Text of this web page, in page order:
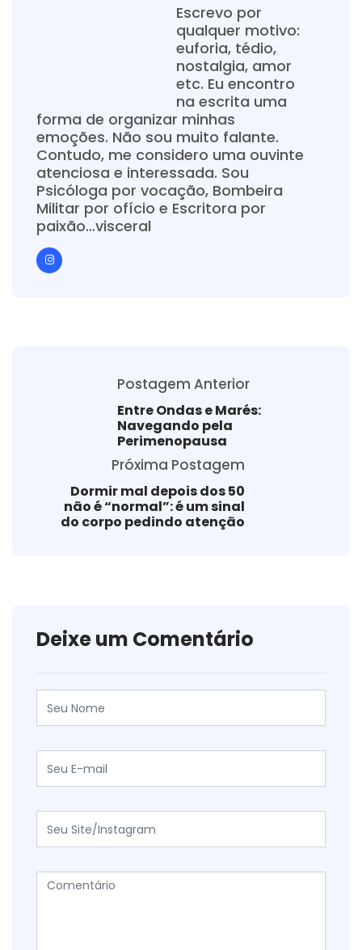
Escrevo por
qualquer motivo:
euforia, tédio,
nostalgia, amor
etc. Eu encontro
na escrita uma
forma de organizar minhas
emoções. Não sou muito falante.
Contudo, me considero uma ouvinte
atenciosa e interessada. Sou
Psicóloga por vocação, Bombeira
Militar por ofício e Escritora por
paixão…visceral
Postagem Anterior
Entre Ondas e Marés:
Navegando pela
Perimenopausa
Próxima Postagem
Dormir mal depois dos 50
não é “normal”: é um sinal
do corpo pedindo atenção
Deixe um Comentário